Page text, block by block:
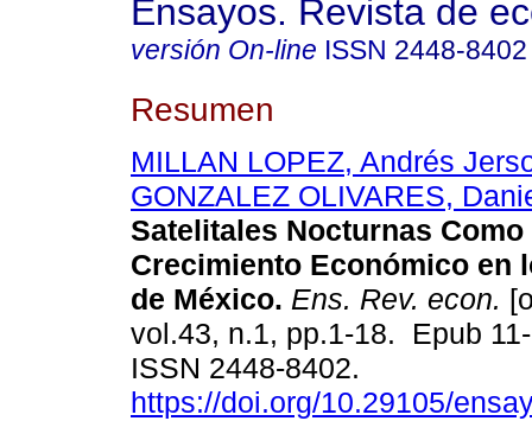
Ensayos. Revista de
versión On-line ISSN 2448-8402
Resumen
MILLAN LOPEZ, Andrés
GONZALEZ OLIVARES,
Satelitales Nocturnas Como
Crecimiento Económico en
de México. Ens. Rev. econ.
vol.43, n.1, pp.1-18. Epub
ISSN 2448-8402.
https://doi.org/10.29105/